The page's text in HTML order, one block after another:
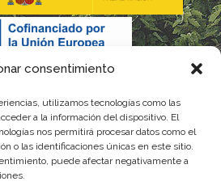
consentimiento
utilizamos tecnologías como las
a la información del dispositivo. El
nos permitirá procesar datos como el
o las identificaciones únicas en este sitio.
puede afectar negativamente a
por este Consejo Regulador es financiada,